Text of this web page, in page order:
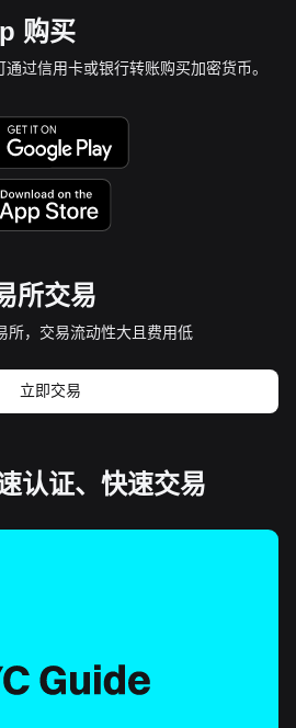
购买
过信用卡或银行转账购买加密货币。
所交易
所，交易流动性大且费用低
立即交易
认证、快速交易